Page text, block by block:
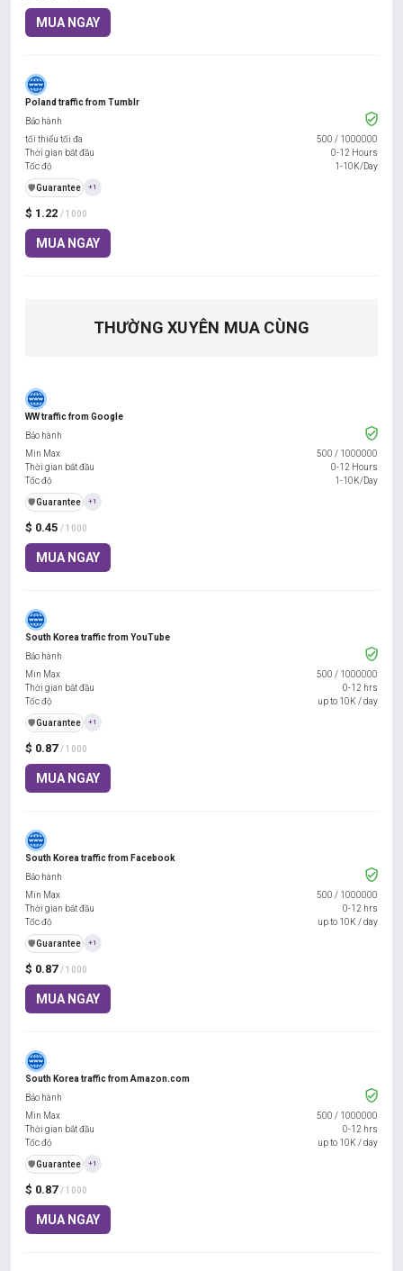
MUA NGAY
Poland traffic from Tumblr
$ 1.22 / 1000
MUA NGAY
Bảo hành
tối thiểu tối đa
500 / 1000000
Thời gian bắt đầu
0-12 Hours
Tốc độ
1-10K/Day
️🛡️Guarantee +1
THƯỜNG XUYÊN MUA CÙNG
WW traffic from Google
$ 0.45 / 1000
MUA NGAY
Bảo hành
Min Max
500 / 1000000
Thời gian bắt đầu
0-12 Hours
Tốc độ
1-10K/Day
️🛡️Guarantee +1
South Korea traffic from YouTube
$ 0.87 / 1000
MUA NGAY
Bảo hành
Min Max
500 / 1000000
Thời gian bắt đầu
0-12 hrs
Tốc độ
up to 10K / day
️🛡️Guarantee +1
South Korea traffic from Facebook
$ 0.87 / 1000
MUA NGAY
Bảo hành
Min Max
500 / 1000000
Thời gian bắt đầu
0-12 hrs
Tốc độ
up to 10K / day
️🛡️Guarantee +1
South Korea traffic from Amazon.com
$ 0.87 / 1000
MUA NGAY
Bảo hành
Min Max
500 / 1000000
Thời gian bắt đầu
0-12 hrs
Tốc độ
up to 10K / day
️🛡️Guarantee +1